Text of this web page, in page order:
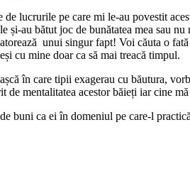
lucrurile pe care mi le-au povestit
au bătut joc de bunătatea mea sau
unui singur fapt! Voi căuta o
cu mine doar ca să mai treacă timpul.
în care tipii exagerau cu băutura,
mentalitatea acestor băieți iar cine
buni ca ei în domeniul pe care-l